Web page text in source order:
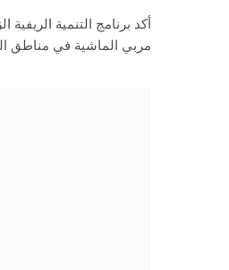
أكد برنامج التنمية
مربي الماشية في مناطق